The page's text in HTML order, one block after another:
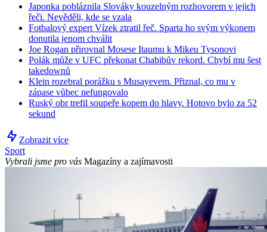
Japonka pobláznila Slováky kouzelným rozhovorem v jejich
řeči. Nevěděli, kde se vzala
Fotbalový expert Vízek ztratil řeč. Sparta ho svým výkonem
donutila jenom chválit
Joe Rogan přirovnal Mosese Itaumu k Mikeu Tysonovi
Polák může v UFC překonat Chabibův rekord. Chybí mu šest
takedownů
Klein rozebral porážku s Musayevem. Přiznal, co mu v
zápase vůbec nefungovalo
Ruský obr trefil soupeře kopem do hlavy. Hotovo bylo za 52
sekund
Zobrazit více
Sport
Vybrali jsme pro vás Magazíny a zajímavosti